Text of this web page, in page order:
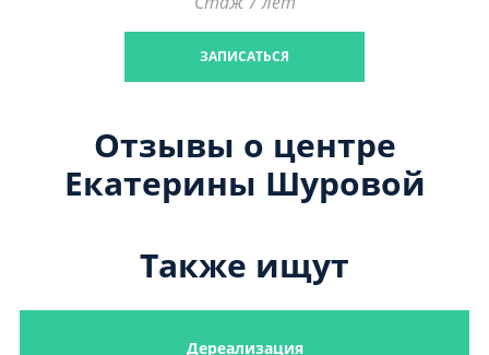
ЗАПИСАТЬСЯ
Отзывы о центре
Екатерины Шуровой
Также ищут
Дереализация